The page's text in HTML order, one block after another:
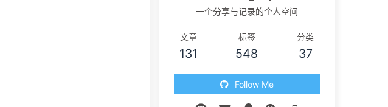
一个分享与记录的个人空间
文章
131
标签
548
分类
37
Follow Me